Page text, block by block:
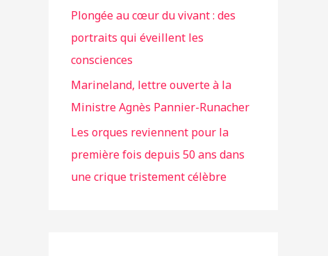
Plongée au cœur du vivant : des
portraits qui éveillent les
consciences
Marineland, lettre ouverte à la
Ministre Agnès Pannier-Runacher
Les orques reviennent pour la
première fois depuis 50 ans dans
une crique tristement célèbre